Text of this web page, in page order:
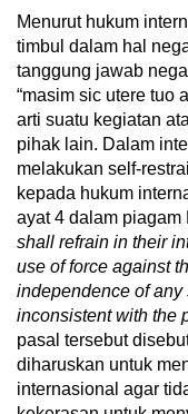
Menurut hukum
timbul dalam hal
tanggung jawab
“masim sic utere tuo
arti suatu kegiatan
pihak lain. Dalam
melakukan self-
kepada hukum
ayat 4 dalam piagam
shall refrain in their
use of force against
independence of any
inconsistent with the
pasal tersebut
diharuskan untuk
internasional agar